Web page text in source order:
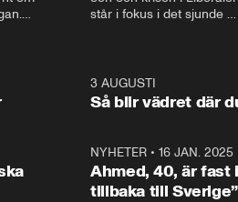
i val. Ska vi
vi förstås
står i fokus i det sjunde
kommentator My
Rohwedder ställer
utbildnings- och
Mohamsson till svars.
3 AUGUSTI
Så blir vädret där
NYHETER• 16 JAN. 2025
Ahmed, 40, är fast
tillbaka till Sverige”